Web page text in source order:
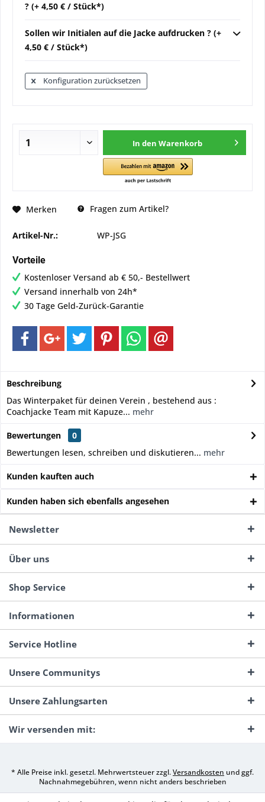
? (+ 4,50 € / Stück*)
Sollen wir Initialen auf die Jacke aufdrucken ? (+
4,50 € / Stück*)
Konfiguration zurücksetzen
In den Warenkorb
Merken Fragen zum Artikel?
Artikel-Nr.: WP-JSG
Vorteile
Kostenloser Versand ab € 50,- Bestellwert
Versand innerhalb von 24h*
30 Tage Geld-Zurück-Garantie
Beschreibung
Das Winterpaket für deinen Verein , bestehend aus :
Coachjacke Team mit Kapuze... mehr
Bewertungen
0
Bewertungen lesen, schreiben und diskutieren... mehr
Kunden kauften auch
Kunden haben sich ebenfalls angesehen
Newsletter
Über uns
Shop Service
Informationen
Service Hotline
Unsere Communitys
Unsere Zahlungsarten
Wir versenden mit:
* Alle Preise inkl. gesetzl. Mehrwertsteuer zzgl.Versandkosten und ggf.
Nachnahmegebühren, wenn nicht anders beschrieben